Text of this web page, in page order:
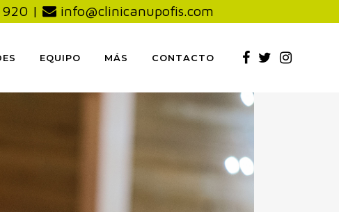
920 | info@clinicanupofis.com
EQUIPO MÁS CONTACTO